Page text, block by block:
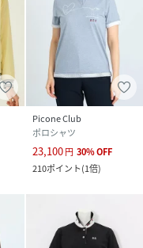
Picone Club
ポロシャツ
23,100円 30%OFF
210ポイント(1倍)